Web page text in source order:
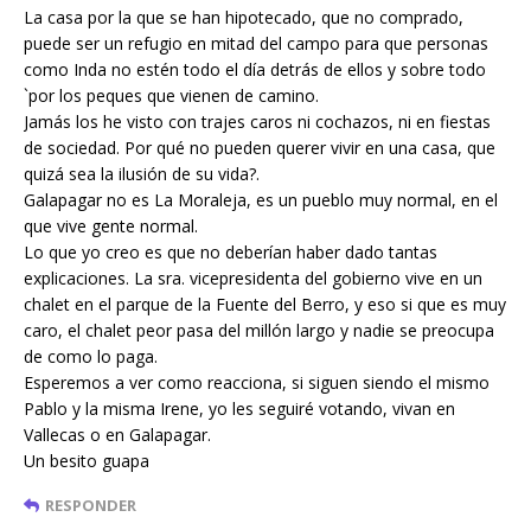
La casa por la que se han hipotecado, que no comprado,
puede ser un refugio en mitad del campo para que personas
como Inda no estén todo el día detrás de ellos y sobre todo
`por los peques que vienen de camino.
Jamás los he visto con trajes caros ni cochazos, ni en fiestas
de sociedad. Por qué no pueden querer vivir en una casa, que
quizá sea la ilusión de su vida?.
Galapagar no es La Moraleja, es un pueblo muy normal, en el
que vive gente normal.
Lo que yo creo es que no deberían haber dado tantas
explicaciones. La sra. vicepresidenta del gobierno vive en un
chalet en el parque de la Fuente del Berro, y eso si que es muy
caro, el chalet peor pasa del millón largo y nadie se preocupa
de como lo paga.
Esperemos a ver como reacciona, si siguen siendo el mismo
Pablo y la misma Irene, yo les seguiré votando, vivan en
Vallecas o en Galapagar.
Un besito guapa
RESPONDER